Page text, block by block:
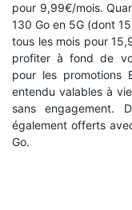
pour 9,99€/mois.
130 Go en 5G (dont
tous les mois pour
profiter à fond de
pour les promotions
entendu valables à
sans
également offerts
Go.